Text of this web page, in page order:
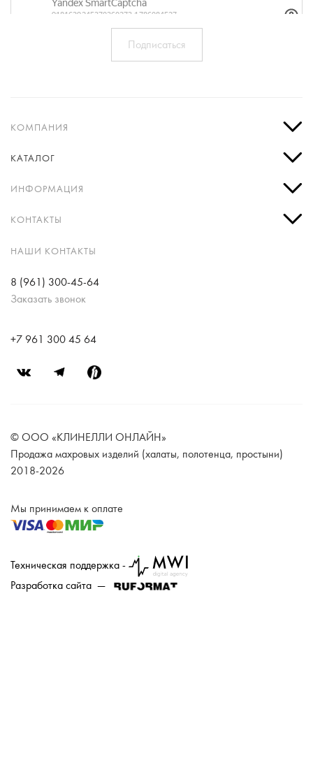
КОМПАНИЯ
КАТАЛОГ
ИНФОРМАЦИЯ
КОНТАКТЫ
НАШИ КОНТАКТЫ
8 (961) 300-45-64
Заказать звонок
+7 961 300 45 64
© ООО «КЛИНЕЛЛИ ОНЛАЙН»
Продажа махровых изделий (халаты, полотенца, простыни)
2018-2026
Мы принимаем к оплате
Техническая поддержка -
Разработка сайта —